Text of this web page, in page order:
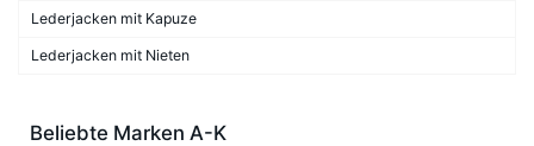
Lederjacken mit Kapuze
Lederjacken mit Nieten
Beliebte Marken A-K